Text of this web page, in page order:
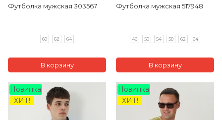
Футболка мужская 303567
60 62 64
Футболка мужская 517948
46 50 54 58 62 64
ХИТ!
Новинка
ХИТ!
Новинка